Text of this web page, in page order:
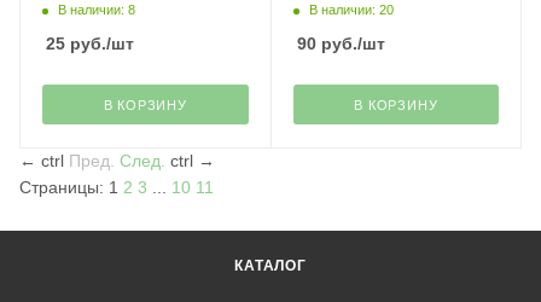
В наличии: 8
25 руб./шт
В КОРЗИНУ
В наличии: 20
90руб./шт
В КОРЗИНУ
← ctrl Пред. След. ctrl →
Страницы: 1 2 3 10 11
КАТАЛОГ